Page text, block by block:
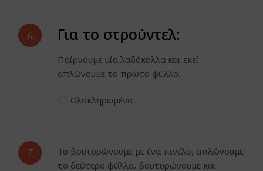
6. Για το στρούντελ:
Παίρνουμε μία λαδόκολλα και εκεί
απλώνουμε το πρώτο φύλλο.
Ολοκληρωμένο
7.
Το βουτυρώνουμε με ένα πινέλο, απλώνουμε
το δεύτερο φύλλο, βουτυρώνουμε και